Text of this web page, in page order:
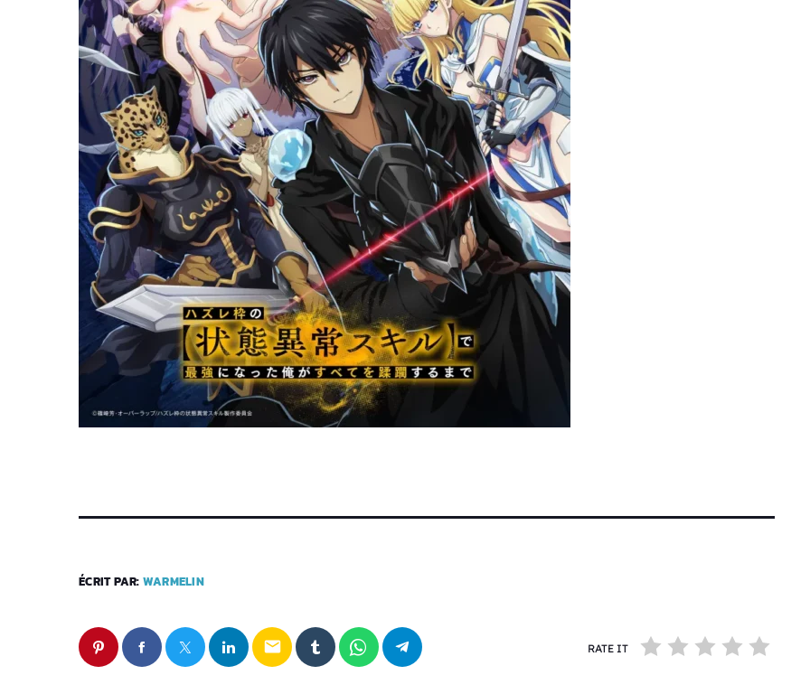
ÉCRIT PAR: WARMELIN
email RATE IT